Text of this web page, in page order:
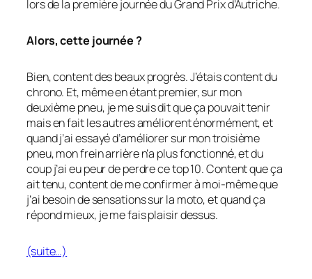
lors de la première journée du Grand Prix d’Autriche.
Alors, cette journée ?
Bien, content des beaux progrès. J’étais content du
chrono. Et, même en étant premier, sur mon
deuxième pneu, je me suis dit que ça pouvait tenir
mais en fait les autres améliorent énormément, et
quand j’ai essayé d’améliorer sur mon troisième
pneu, mon frein arrière n’a plus fonctionné, et du
coup j’ai eu peur de perdre ce top 10. Content que ça
ait tenu, content de me confirmer à moi-même que
j’ai besoin de sensations sur la moto, et quand ça
répond mieux, je me fais plaisir dessus.
(suite…)